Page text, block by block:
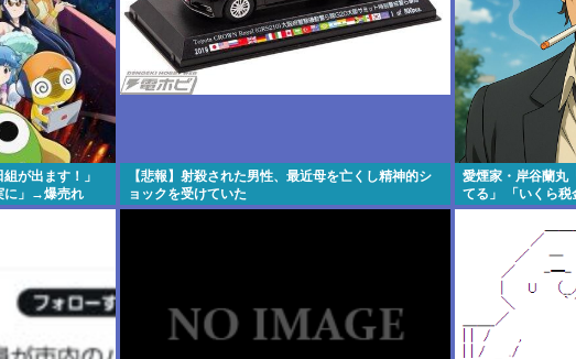
が出ます！」
に」→爆売れ
【悲報】射殺された男性、最近母を亡くし精神的シ
ョックを受けていた
愛煙家・岸谷蘭丸
てる」 「いくら税